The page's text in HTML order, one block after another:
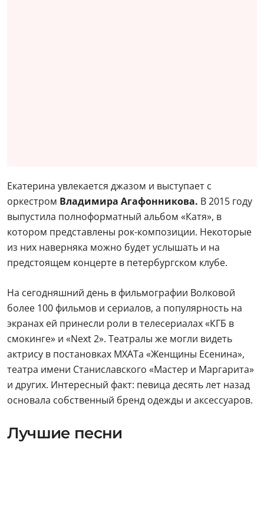
Екатерина увлекается джазом и выступает с
оркестром Владимира Агафонникова. В 2015 году
выпустила полноформатный альбом «Катя», в
котором представлены рок-композиции. Некоторые
из них наверняка можно будет услышать и на
предстоящем концерте в петербургском клубе.
На сегодняшний день в фильмографии Волковой
более 100 фильмов и сериалов, а популярность на
экранах ей принесли роли в телесериалах «КГБ в
смокинге» и «Next 2». Театралы же могли видеть
актрису в постановках МХАТа «Женщины Есенина»,
театра имени Станиславского «Мастер и Маргарита»
и других. Интересный факт: певица десять лет назад
основала собственный бренд одежды и аксессуаров.
Лучшие песни